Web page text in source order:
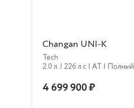
Changan UNI-K
Tech
2.0 л. | 226 л.c | AT | Полный
4 699 900 ₽